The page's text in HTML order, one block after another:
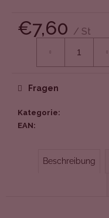
€7,60 / St
Kategorie:
EAN:
Fragen
Beschreibung